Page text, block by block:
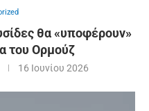
θα «υποφέρουν»
του Ορμούζ
16 Ιουνίου 2026